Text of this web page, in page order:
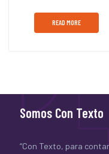
READ MORE
Somos Con Texto
“Con Texto, para